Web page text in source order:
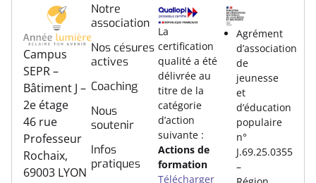
Campus
SEPR –
Bâtiment J –
2e étage
46 rue
Professeur
Rochaix,
69003 LYON
Notre
association
Nos césures
actives
Coaching
Nous
soutenir
Infos
pratiques
La
certification
qualité a été
délivrée au
titre de la
catégorie
d’action
suivante :
Actions de
formation
Télécharger
Agrément
d’association
de
jeunesse
et
d’éducation
populaire
n°
J.69.25.0355
–